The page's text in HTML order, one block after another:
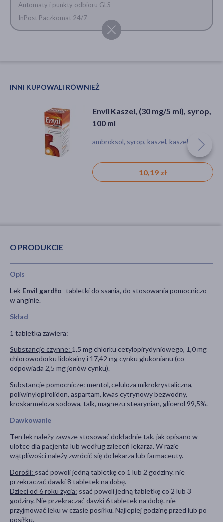
Automaty i punkty odbioru GLS
InPost Paczkomat 24/7
INNI KUPOWALI RÓWNIEŻ
Envil Kaszel, (30 mg/5 ml), syrop,
100 ml
ambroksol, syrop, kaszel, kaszel mokry
10,19 zł
O PRODUKCIE
Opis
Lek Envil gardło- tabletki do ssania, do stosowania pomocniczo
w anginie.
Skład
1 tabletka zawiera:
Substancje czynne: 1,5 mg chlorku cetylopirydyniowego, 1,0 mg
chlorowodorku lidokainy i 17,42 mg cynku glukonianu (co
odpowiada 2,5 mg jonów cynku).
Substancje pomocnicze: mentol, celuloza mikrokrystaliczna,
poliwinylopirolidon, aspartam, kwas cytrynowy bezwodny,
kroskarmeloza sodowa, talk, magnezu stearynian, glicerol 99,5%.
Dawkowanie
Ten lek należy zawsze stosować dokładnie tak, jak opisano w
ulotce dla pacjenta lub według zaleceń lekarza. W razie
wątpliwości należy zwrócić się do lekarza lub farmaceuty.
Dorośli: ssać powoli jedną tabletkę co 1 lub 2 godziny. nie
przekraczać dawki 8 tabletek na dobę.
Dzieci od 6 roku życia: ssać powoli jedną tabletkę co 2 lub 3
godziny. Nie przekraczać dawki 6 tabletek na dobę. nie
przyjmować leku w czasie posiłku. Najlepiej godzinę przed lub po
posiłku.